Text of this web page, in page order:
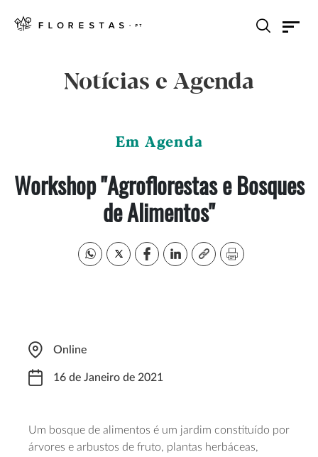
Notícias e Agenda
Em Agenda
Workshop "Agroflorestas e Bosques
de Alimentos"
Online
16 de Janeiro de 2021
Um bosque de alimentos é um jardim constituído por
árvores e arbustos de fruto, plantas herbáceas,